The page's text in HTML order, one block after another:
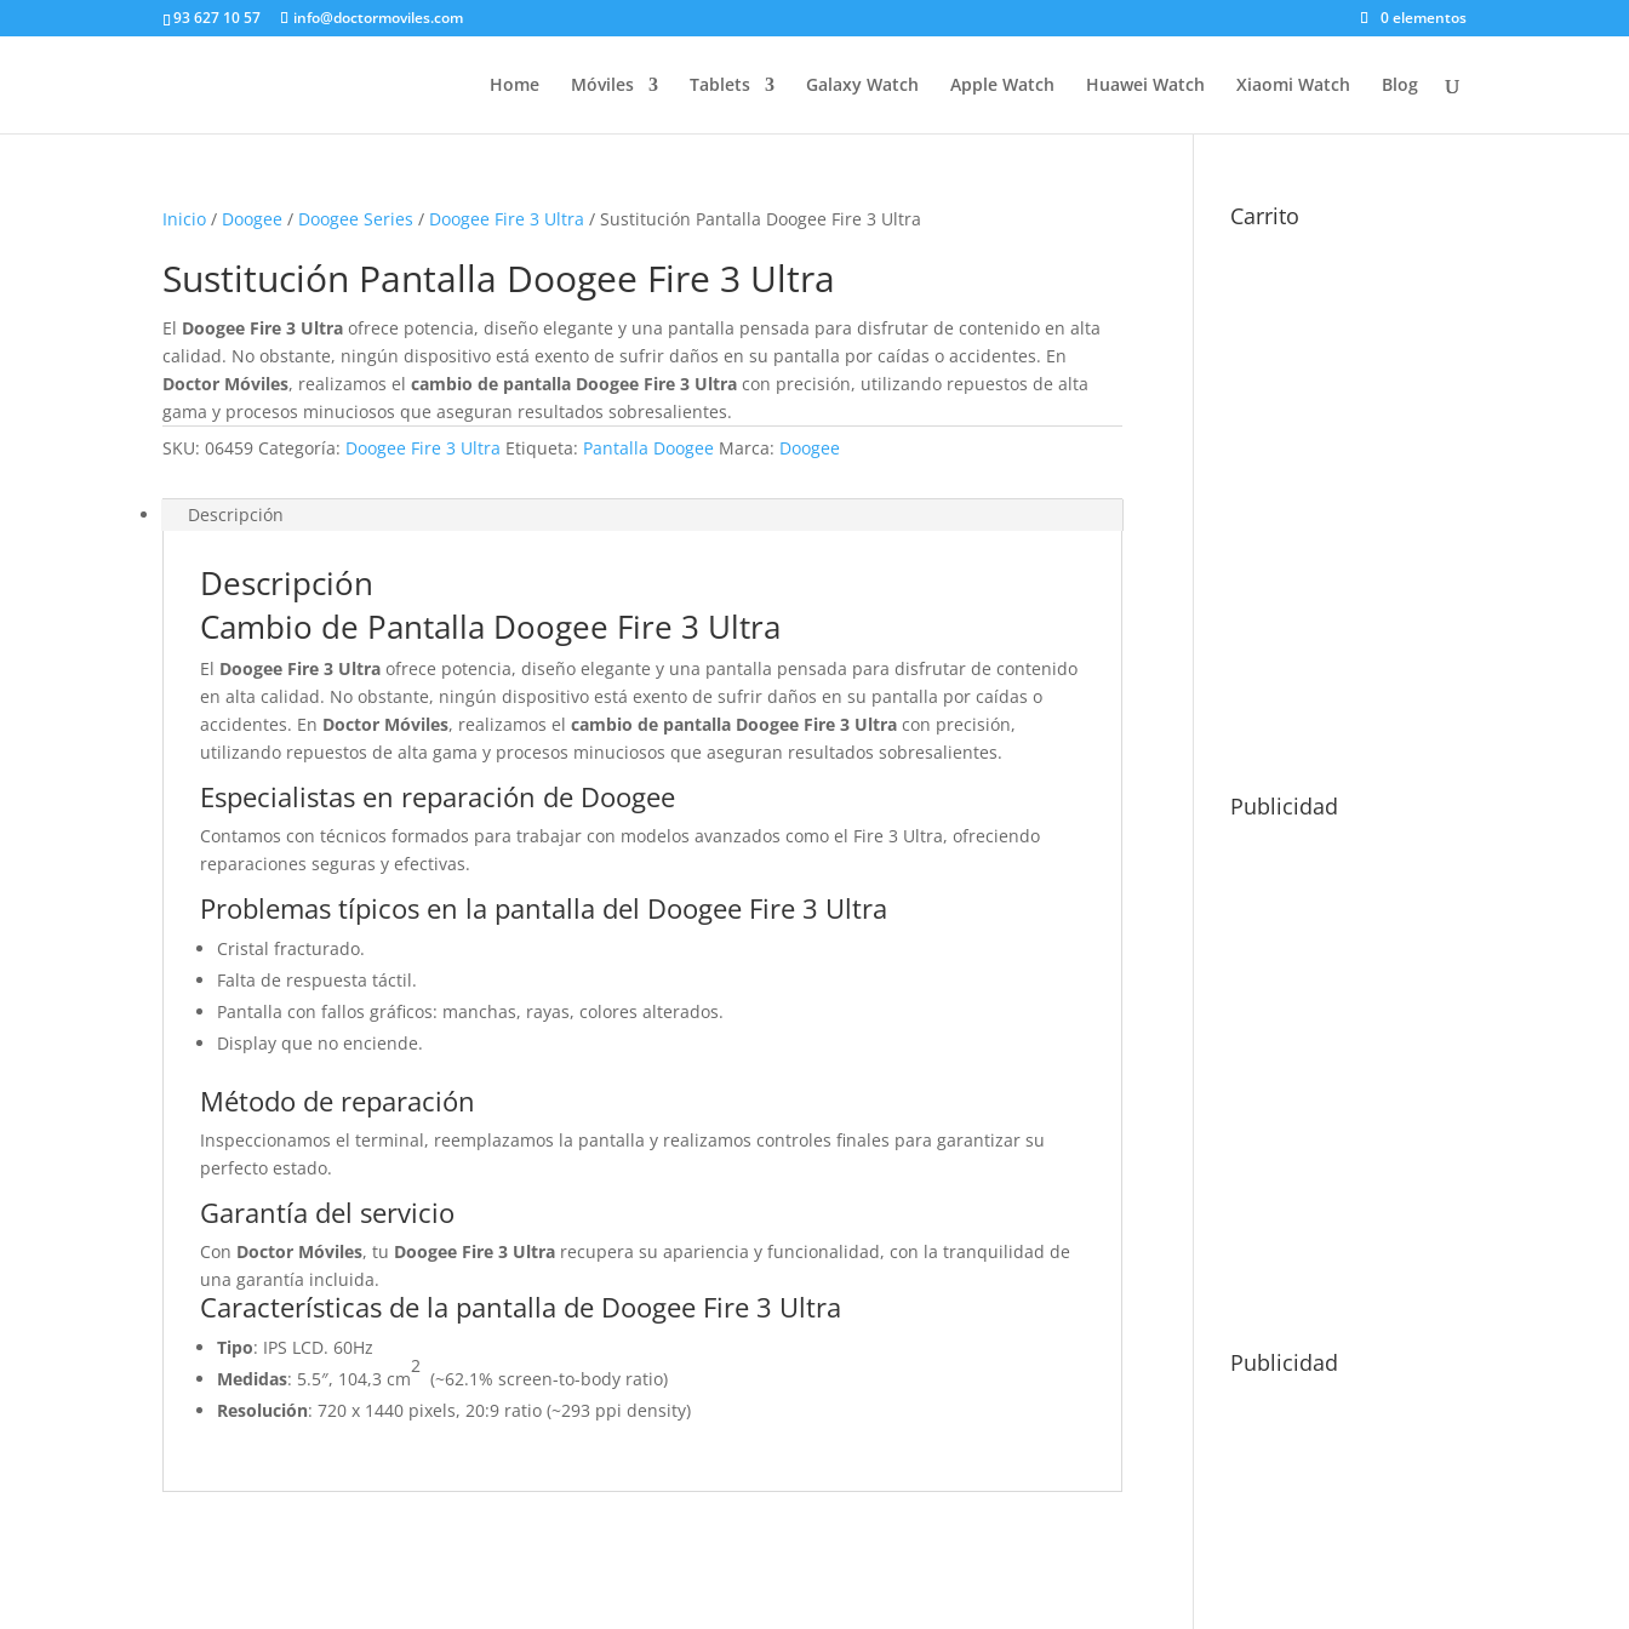
93 627 10 57 info@doctormoviles.com 0 elementos
Home Móviles Tablets Galaxy Watch Apple Watch Huawei Watch Xiaomi Watch Blog
Inicio / Doogee / Doogee Series / Doogee Fire 3 Ultra / Sustitución Pantalla Doogee Fire 3 Ultra
Sustitución Pantalla Doogee Fire 3 Ultra
El Doogee Fire 3 Ultra ofrece potencia, diseño elegante y una pantalla pensada para disfrutar de contenido en alta
calidad. No obstante, ningún dispositivo está exento de sufrir daños en su pantalla por caídas o accidentes. En
Doctor Móviles, realizamos elcambio de pantalla Doogee Fire 3 Ultra con precisión, utilizando repuestos de alta
gama y procesos minuciosos que aseguran resultados sobresalientes.
SKU:06459 Categoría: Doogee Fire 3 Ultra Etiqueta: Pantalla Doogee Marca: Doogee
Descripción
Descripción
Cambio de Pantalla Doogee Fire 3 Ultra
El Doogee Fire 3 Ultra ofrece potencia, diseño elegante y una pantalla pensada para disfrutar de contenido
en alta calidad. No obstante, ningún dispositivo está exento de sufrir daños en su pantalla por caídas o
accidentes. En Doctor Móviles, realizamos elcambio de pantalla Doogee Fire 3 Ultra con precisión,
utilizando repuestos de alta gama y procesos minuciosos que aseguran resultados sobresalientes.
Especialistas en reparación de Doogee
Contamos con técnicos formados para trabajar con modelos avanzados como el Fire 3 Ultra, ofreciendo
reparaciones seguras y efectivas.
Problemas típicos en la pantalla del Doogee Fire 3 Ultra
Cristal fracturado.
Falta de respuesta táctil.
Pantalla con fallos gráficos: manchas, rayas, colores alterados.
Display que no enciende.
Método de reparación
Inspeccionamos el terminal, reemplazamos la pantalla y realizamos controles finales para garantizar su
perfecto estado.
Garantía del servicio
Con Doctor Móviles, tu Doogee Fire 3 Ultra recupera su apariencia y funcionalidad, con la tranquilidad de
una garantía incluida.
Características de la pantalla de Doogee Fire 3 Ultra
Tipo: IPS LCD. 60Hz
Medidas: 5.5″, 104,3 cm
2
(~62.1% screen-to-body ratio)
Resolución: 720 x 1440 pixels, 20:9 ratio (~293 ppi density)
Carrito
Publicidad
Publicidad